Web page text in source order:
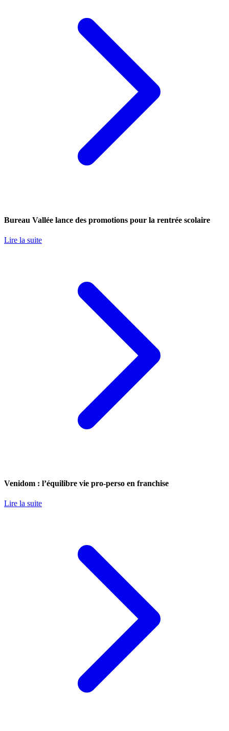
Bureau Vallée lance des promotions pour la rentrée scolaire
Lire la suite
Venidom : l’équilibre vie pro-perso en franchise
Lire la suite